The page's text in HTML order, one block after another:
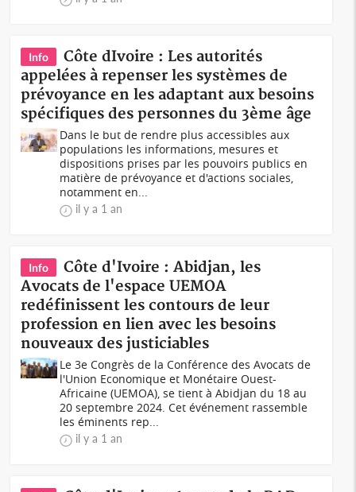
Info
Côte dIvoire : Les autorités
appelées à repenser les systèmes de
prévoyance en les adaptant aux besoins
spécifiques des personnes du 3ème âge
Dans le but de rendre plus accessibles aux
populations les informations, mesures et
dispositions prises par les pouvoirs publics en
matière de prévoyance et d'actions sociales,
notamment en...
il y a 1 an
Info
Côte d'Ivoire : Abidjan, les
Avocats de l'espace UEMOA
redéfinissent les contours de leur
profession en lien avec les besoins
nouveaux des justiciables
Le 3e Congrès de la Conférence des Avocats de
l'Union Economique et Monétaire Ouest-
Africaine (UEMOA), se tient à Abidjan du 18 au
20 septembre 2024. Cet événement rassemble
les éminents rep...
il y a 1 an